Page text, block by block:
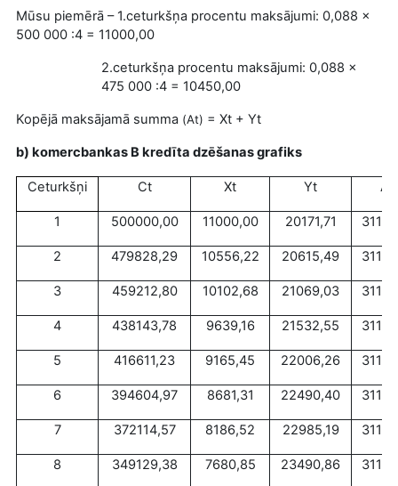
Mūsu piemērā – 1.ceturkšņa procentu maksājumi: 0,088 x
500 000 :4 = 11000,00
2.ceturkšņa procentu maksājumi: 0,088 x
475 000 :4 = 10450,00
Kopējā maksājamā summa (At) = Xt + Yt
b) komercbankas B kredīta dzēšanas grafiks
Ceturkšņi Ct Xt Yt At
1 500000,00 11000,00 20171,71
2 479828,29 10556,22 20615,49
3 459212,80 10102,68 21069,03
4 438143,78 9639,16 21532,55
5 416611,23 9165,45 22006,26
6 394604,97 8681,31 22490,40
7 372114,57 8186,52 22985,19
8 349129,38 7680,85 23490,86